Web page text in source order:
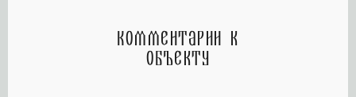
Комментарии к
объекту